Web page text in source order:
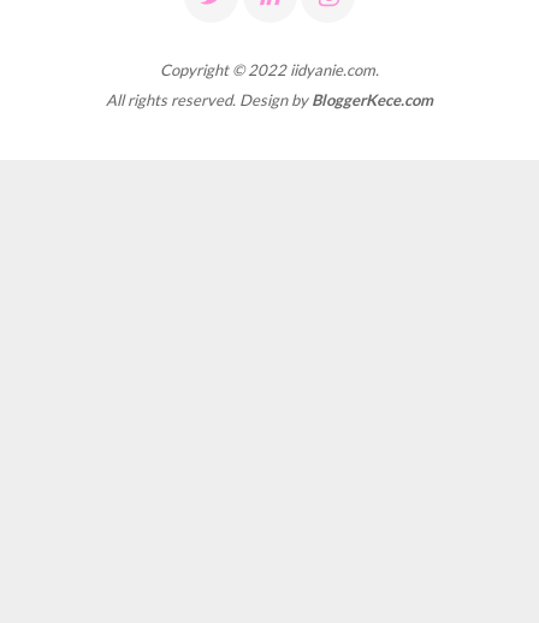
Copyright © 2022 iidyanie.com.
All rights reserved. Design byBloggerKece.com